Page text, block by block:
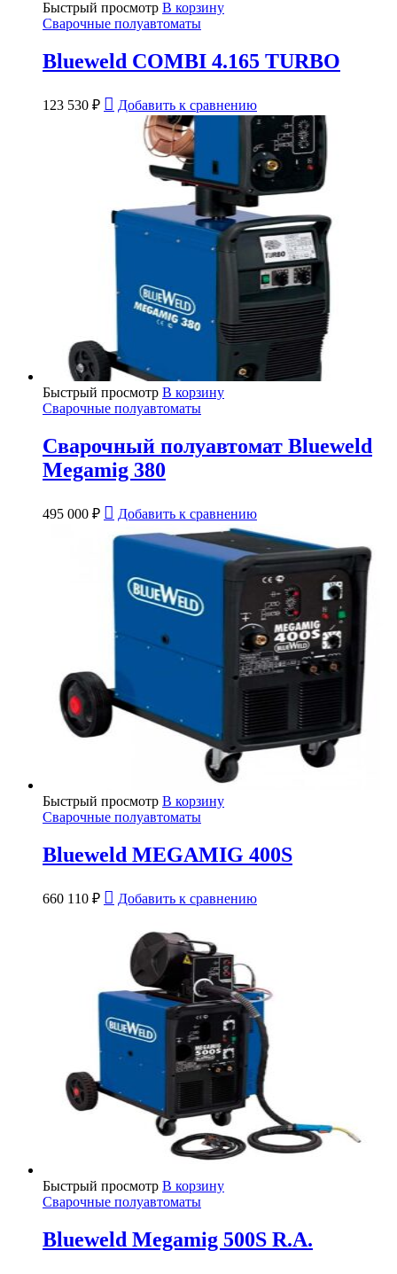
Быстрый просмотр В корзину
Сварочные полуавтоматы
Blueweld COMBI 4.165 TURBO
123 530 ₽ Добавить к сравнению
Быстрый просмотр В корзину
Сварочные полуавтоматы
Сварочный полуавтомат Blueweld
Megamig 380
495 000 ₽ Добавить к сравнению
Быстрый просмотр В корзину
Сварочные полуавтоматы
Blueweld MEGAMIG 400S
660 110 ₽ Добавить к сравнению
Быстрый просмотр В корзину
Сварочные полуавтоматы
Blueweld Megamig 500S R.A.